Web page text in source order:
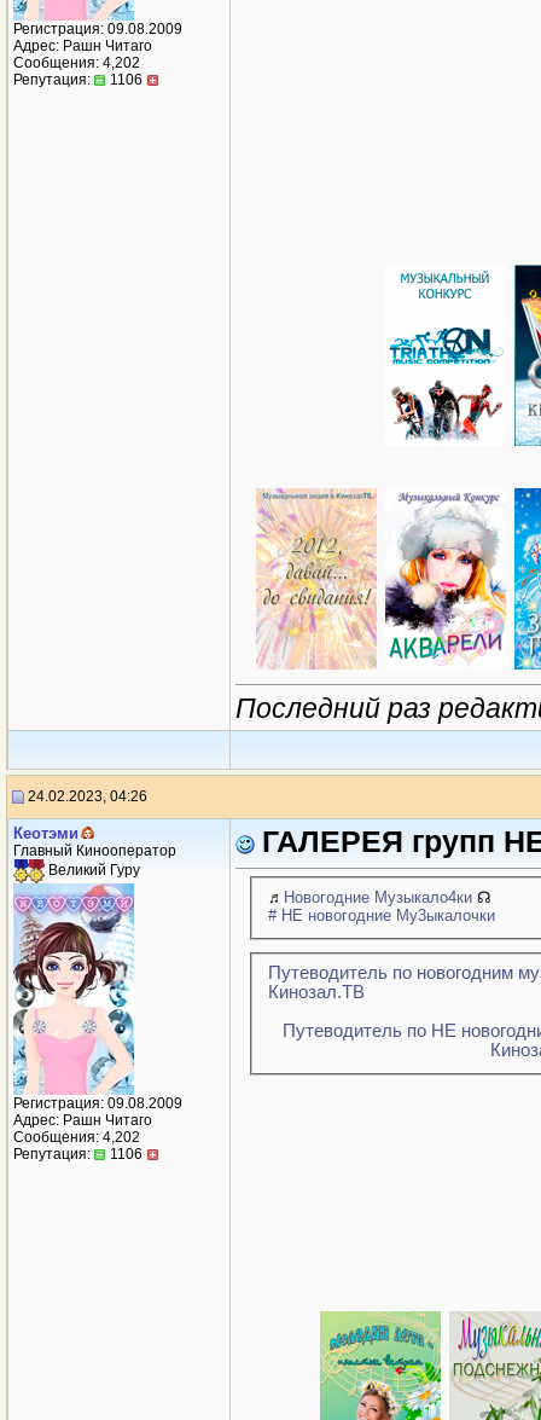
Регистрация: 09.08.2009
Адрес: Рашн Читаго
Сообщения: 4,202
Репутация:
1106
Последний раз
24.02.2023, 04:26
Кеотэми
Главный Кинооператор
Великий Гуру
Регистрация: 09.08.2009
Адрес: Рашн Читаго
Сообщения: 4,202
Репутация:
1106
ГАЛЕРЕЯ групп
♬ Новогодние Музыкало4ки☊
# НЕ новогодние Му3ыкалочки
Путеводитель по новогодним
Кинозал.ТВ
Путеводитель по НЕ